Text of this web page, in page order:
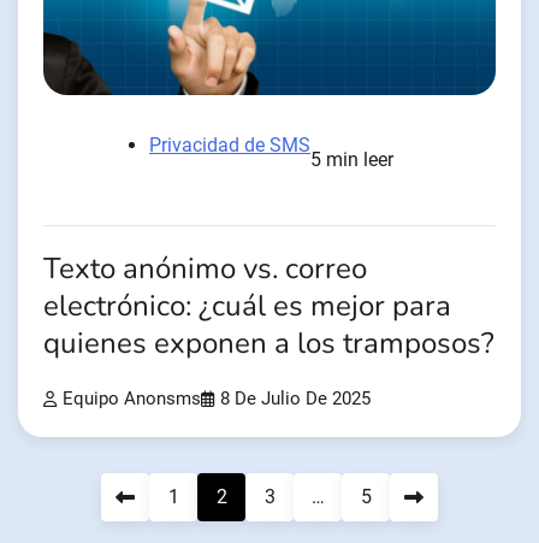
Privacidad de SMS
5 min leer
Texto anónimo vs. correo
electrónico: ¿cuál es mejor para
quienes exponen a los tramposos?
Equipo Anonsms 8 De Julio De 2025
Navegación1 2 3 … 5